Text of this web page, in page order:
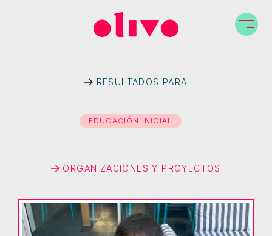
RESULTADOS PARA
EDUCACIÓN INICIAL
ORGANIZACIONES Y PROYECTOS